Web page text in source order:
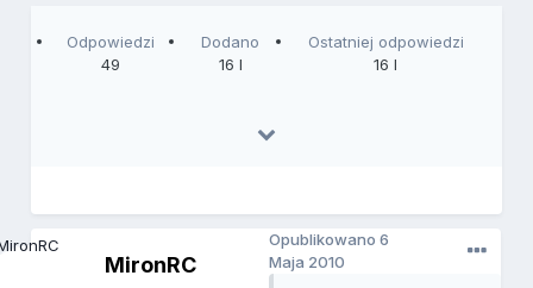
Odpowiedzi
49
Dodano
16 l
Ostatniej odpowiedzi
16 l
MironRC
Opublikowano6
Maja 2010